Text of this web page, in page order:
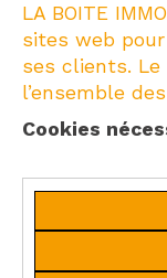
LA BOITE
sites web
ses clients.
l’ensemble
Cookies